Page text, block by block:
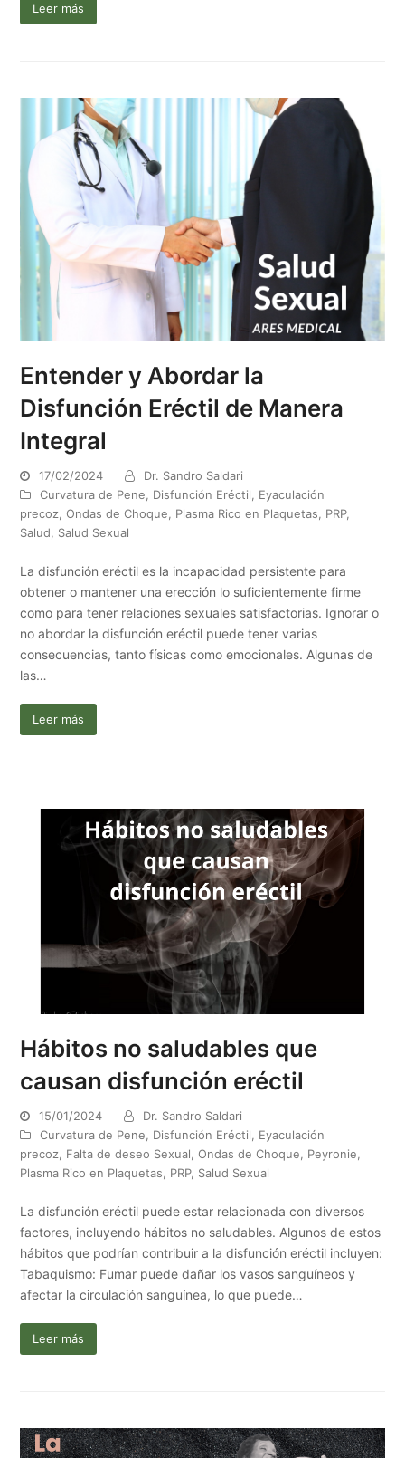
Leer más
Entender y Abordar la
Disfunción Eréctil de Manera
Integral
17/02/2024
Dr. Sandro Saldari
Curvatura de Pene
Disfunción Eréctil
Eyaculación
precoz ,Ondas de Choque Plasma Rico en Plaquetas PRP,
Salud
Salud Sexual
La disfunción eréctil es la incapacidad persistente para
obtener o mantener una erección lo suficientemente firme
como para tener relaciones sexuales satisfactorias. Ignorar o
no abordar la disfunción eréctil puede tener varias
consecuencias, tanto físicas como emocionales. Algunas de
las…
Leer más
Hábitos no saludables que
causan disfunción eréctil
15/01/2024
Dr. Sandro Saldari
Curvatura de Pene
Disfunción Eréctil
Eyaculación
precoz
Falta de deseo Sexual ,Ondas de Choque Peyronie
Plasma Rico en Plaquetas
PRP, Salud Sexual
La disfunción eréctil puede estar relacionada con diversos
factores, incluyendo hábitos no saludables. Algunos de estos
hábitos que podrían contribuir a la disfunción eréctil incluyen:
Tabaquismo: Fumar puede dañar los vasos sanguíneos y
afectar la circulación sanguínea, lo que puede…
Leer más